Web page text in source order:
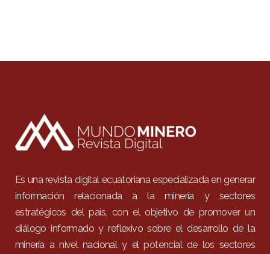
Es una revista digital ecuatoriana especializada en generar
información relacionada a la minería y sectores
estratégicos del país, con el objetivo de promover un
diálogo informado y reflexivo sobre el desarrollo de la
minería a nivel nacional y el potencial de los sectores